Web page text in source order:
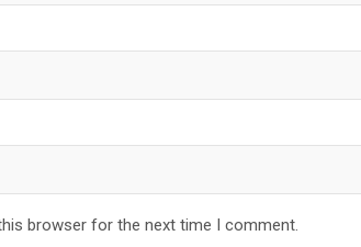
browser for the next time I comment.